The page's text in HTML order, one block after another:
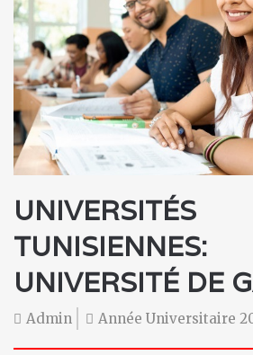
UNIVERSITÉS
TUNISIENNES:
UNIVERSITÉ DE
Admin Année Universitaire